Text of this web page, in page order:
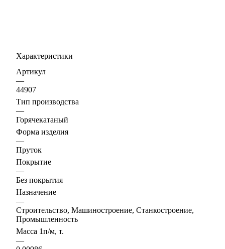
Характеристики
Артикул
—
44907
Тип производства
—
Горячекатаный
Форма изделия
—
Пруток
Покрытие
—
Без покрытия
Назначение
—
Строительство, Машиностроение, Станкостроение,
Промышленность
Масса 1п/м, т.
—